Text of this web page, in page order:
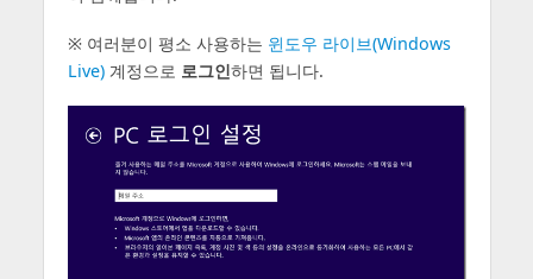
※ 여러분이 평소 사용하는 윈도우 라이브(Windows
Live)계정으로 로그인하면 됩니다.